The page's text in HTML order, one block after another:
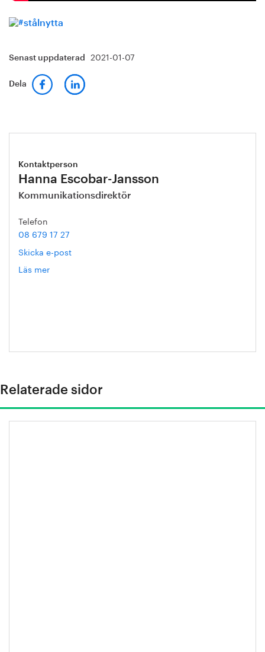
Senast uppdaterad 2021-01-07
Dela
Kontaktperson
Hanna Escobar-Jansson
Kommunikationsdirektör
Telefon
08 679 17 27
Skicka e-post
Läs mer
Relaterade sidor